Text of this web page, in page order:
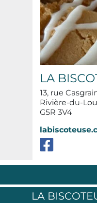
LA
13, rue
Rivière-du-
G5R 3V4
LA